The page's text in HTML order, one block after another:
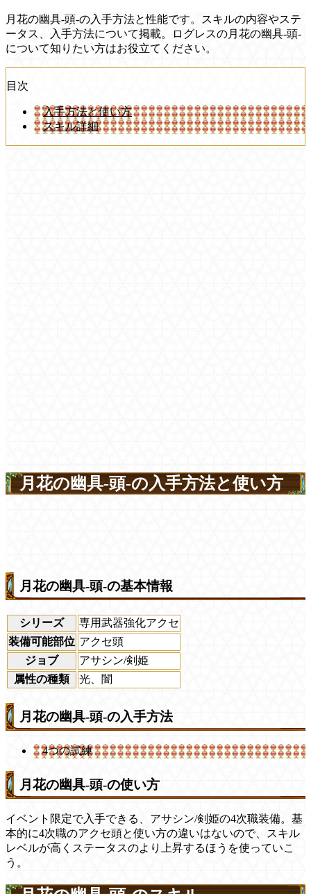
月花の幽具-頭-の入手方法と性能です。スキルの内容やステ
ータス、入手方法について掲載。ログレスの月花の幽具-頭-
について知りたい方はお役立てください。
目次
入手方法と使い方
スキル詳細
月花の幽具-頭-の入手方法と使い方
月花の幽具-頭-の基本情報
シリーズ
専用武器強化アクセ
装備可能部位 アクセ頭
ジョブ
アサシン/剣姫
属性の種類
光、闇
月花の幽具-頭-の入手方法
4つの試練
月花の幽具-頭-の使い方
イベント限定で入手できる、アサシン/剣姫の4次職装備。基
本的に4次職のアクセ頭と使い方の違いはないので、スキル
レベルが高くステータスのより上昇するほうを使っていこ
う。